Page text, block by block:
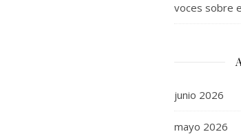
voces sobre
junio 2026
mayo 2026